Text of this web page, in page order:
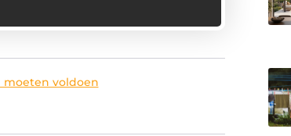
moeten voldoen